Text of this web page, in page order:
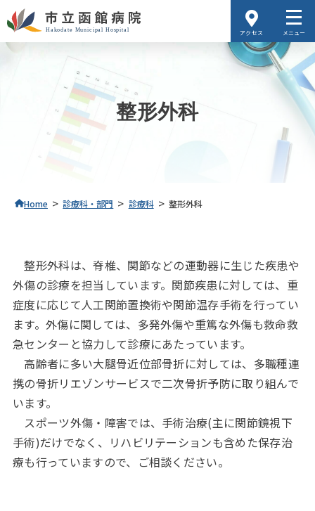
アクセス メニュー
整形外科
Home > 診療科・部門 > 診療科 > 整形外科
整形外科は、脊椎、関節などの運動器に生じた疾患や
外傷の診療を担当しています。関節疾患に対しては、重
症度に応じて人工関節置換術や関節温存手術を行ってい
ます。外傷に関しては、多発外傷や重篤な外傷も救命救
急センターと協力して診療にあたっています。
高齢者に多い大腿骨近位部骨折に対しては、多職種連
携の骨折リエゾンサービスで二次骨折予防に取り組んで
います。
スポーツ外傷・障害では、手術治療(主に関節鏡視下
手術)だけでなく、リハビリテーションも含めた保存治
療も行っていますので、ご相談ください。